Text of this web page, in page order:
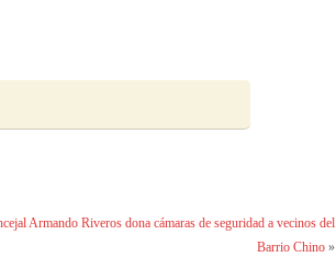
Armando Riveros dona cámaras de seguridad a vecinos del
Barrio Chino»